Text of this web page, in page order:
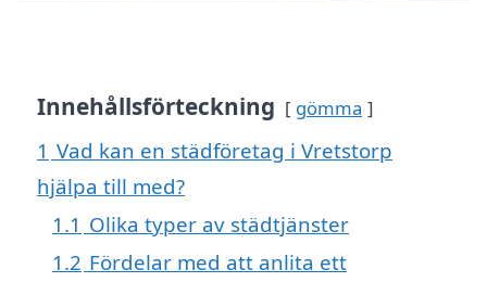
Innehållsförteckning gömma
1 Vad kan en städföretag i Vretstorp
hjälpa till med?
1.1 Olika typer av städtjänster
1.2 Fördelar med att anlita ett